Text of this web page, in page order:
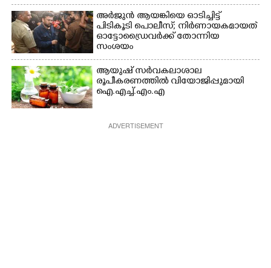
അർജുൻ ആയങ്കിയെ ഓടിച്ചിട്ട്
പിടികൂടി പൊലീസ്; നിർണായകമായത്
ഓട്ടോഡ്രൈവർക്ക് തോന്നിയ
സംശയം
ആയുഷ് സർവകലാശാല
രൂപീകരണത്തിൽ വിയോജിപ്പുമായി
ഐ.എച്ച്.എം.എ
ADVERTISEMENT